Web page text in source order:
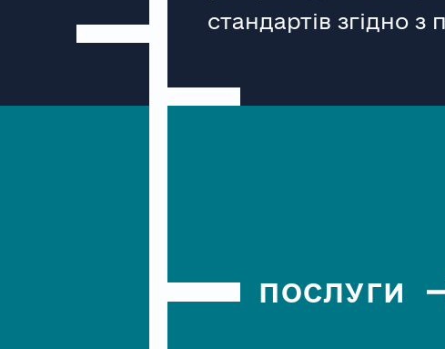
стандартів згідно
ПОСЛУГИ